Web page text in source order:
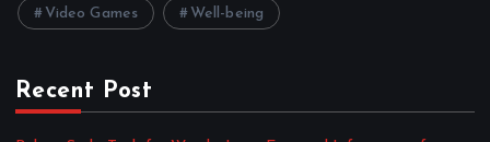
Video Games Well-being
Recent Post